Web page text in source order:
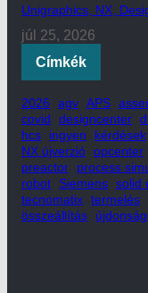
Unigraphics, NX,
júl 25, 2026
Címkék
2026 agv APS
covid
designcenter
hcs
ingyen kérdések
NX újverzió opcenter
preactor
process
robot
Siemens solid
tecnomatix termelés
összeállítás